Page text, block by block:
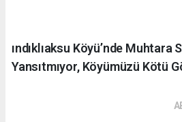
ındıklıaksu Köyü’nde Muhtara
Yansıtmıyor, Köyümüzü Kötü